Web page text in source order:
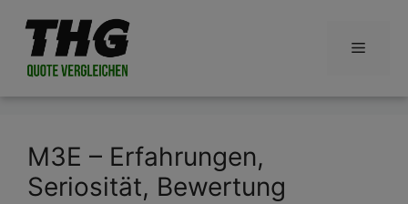
Inhalt
springen
Menü
M3E – Erfahrungen,
Seriosität, Bewertung